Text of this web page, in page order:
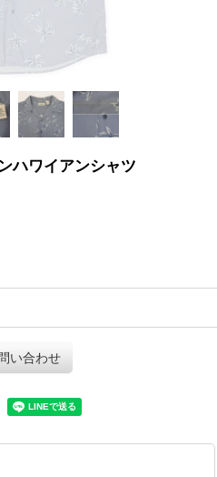
ハワイアンシャツ
い合わせ